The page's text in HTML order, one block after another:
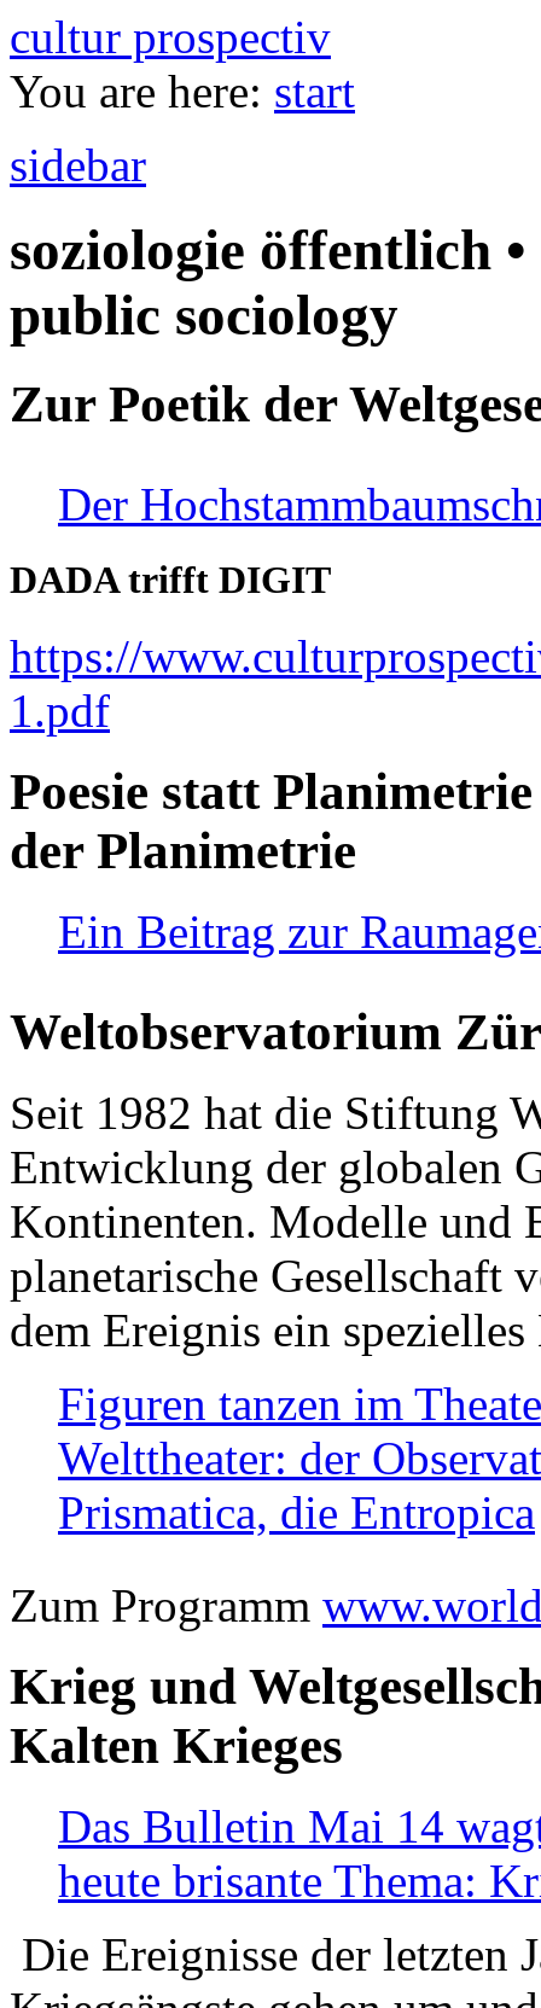
cultur prospectiv
You are here: start
sidebar
soziologie öffentlich
public sociology
Zur Poetik der
Der
DADA trifft DIGIT
https://
1.pdf
Poesie statt
der Planimetrie
Ein Beitrag zur
Weltobservatorium
Seit 1982 hat die Stiftung
Entwicklung der globalen
Kontinenten. Modelle und
planetarische Gesellschaft
dem Ereignis ein
Figuren tanzen im
Welttheater: der
Prismatica, die Entropica
Zum Programm
Krieg und
Kalten Krieges
Das Bulletin Mai 14
heute brisante Thema:
Die Ereignisse der letzten